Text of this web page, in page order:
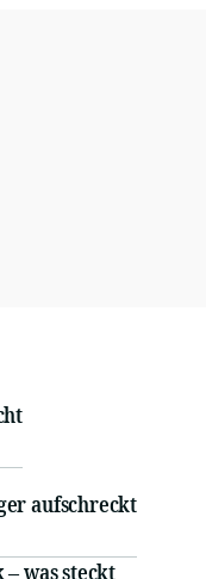
aufschreckt
was steckt